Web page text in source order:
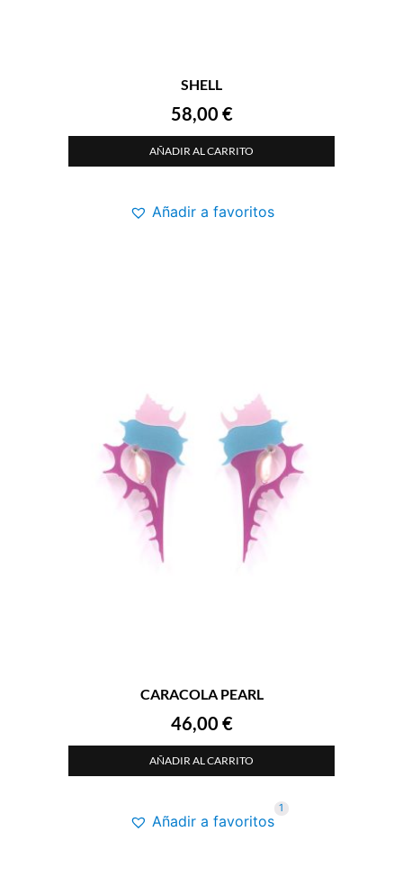
SHELL
58,00 €
AÑADIR AL CARRITO
Añadir a favoritos
CARACOLA PEARL
46,00 €
AÑADIR AL CARRITO
Añadir a favoritos
1